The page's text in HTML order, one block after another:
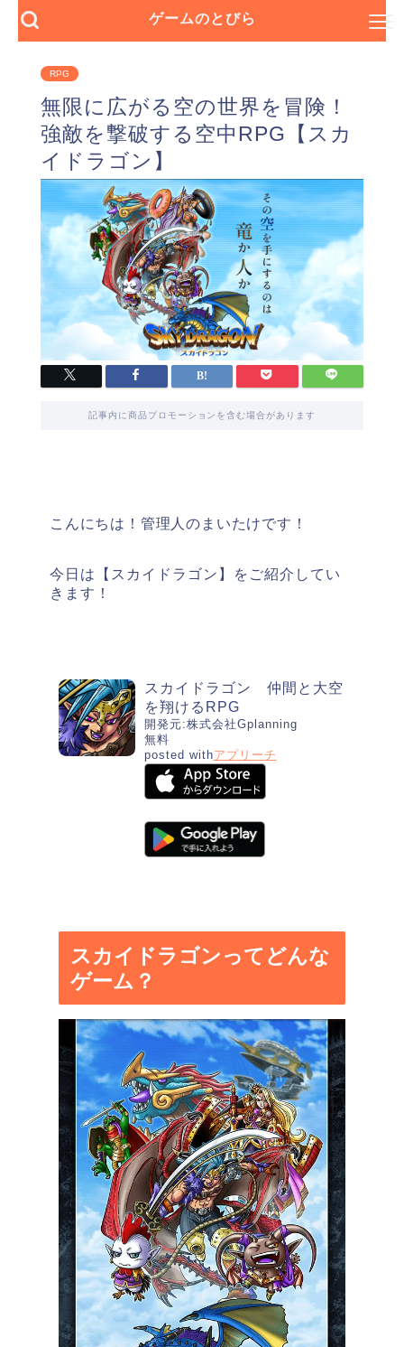
ゲームのとびら
RPG
無限に広がる空の世界を冒険！
強敵を撃破する空中RPG【スカ
イドラゴン】
記事内に商品プロモーションを含む場合があります
こんにちは！管理人のまいたけです！
今日は【スカイドラゴン】をご紹介してい
きます！
スカイドラゴン 仲間と大空
を翔けるRPG
開発元:株式会社Gplanning
無料
posted withアプリーチ
スカイドラゴンってどんな
ゲーム？